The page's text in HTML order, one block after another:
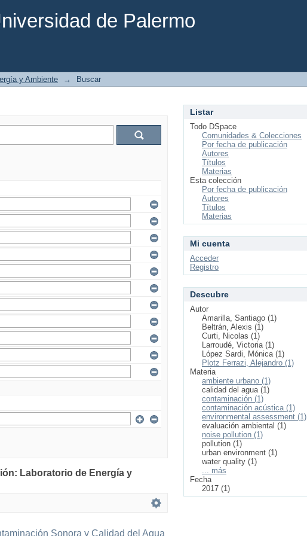
de Palermo
y Ambiente → Buscar
Laboratorio de Energía y
Sonora y Calidad del Agua
Listar
Todo DSpace
Comunidades & Colecciones
Por fecha de publicación
Autores
Títulos
Materias
Esta colección
Por fecha de publicación
Autores
Títulos
Materias
Mi cuenta
Acceder
Registro
Descubre
Autor
Amarilla, Santiago (1)
Beltrán, Alexis (1)
Curti, Nicolas (1)
Larroudé, Victoria (1)
López Sardi, Mónica (1)
Plotz Ferrazi, Alejandro (1)
Materia
ambiente urbano (1)
calidad del agua (1)
contaminación (1)
contaminación acústica (1)
environmental assessment (1)
evaluación ambiental (1)
noise pollution (1)
pollution (1)
urban environment (1)
water quality (1)
... más
Fecha
2017 (1)